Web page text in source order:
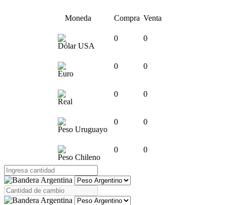
Moneda Compra Venta
Dólar USA
0 0
Euro
0 0
Real
0 0
Peso Uruguayo
0 0
Peso Chileno
0 0